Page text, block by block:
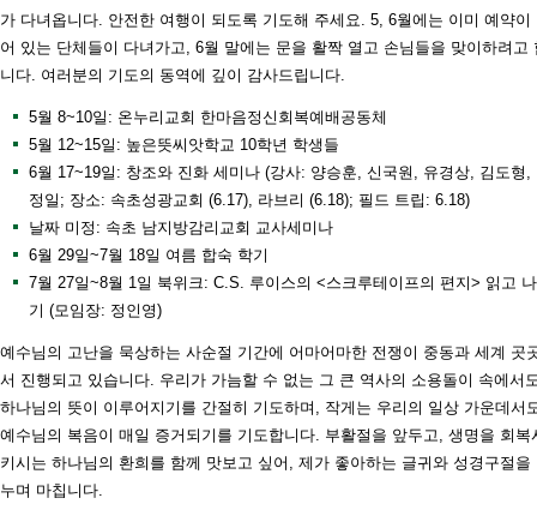
가 다녀옵니다. 안전한 여행이 되도록 기도해 주세요. 5, 6월에는 이미 예약이
어 있는 단체들이 다녀가고, 6월 말에는 문을 활짝 열고 손님들을 맞이하려고
니다. 여러분의 기도의 동역에 깊이 감사드립니다.
5월 8~10일: 온누리교회 한마음정신회복예배공동체
5월 12~15일: 높은뜻씨앗학교 10학년 학생들
6월 17~19일: 창조와 진화 세미나 (강사: 양승훈, 신국원, 유경상, 김도형,
정일; 장소: 속초성광교회 (6.17), 라브리 (6.18); 필드 트립: 6.18)
날짜 미정: 속초 남지방감리교회 교사세미나
6월 29일~7월 18일 여름 합숙 학기
7월 27일~8월 1일 북위크: C.S. 루이스의 <스크루테이프의 편지> 읽고
기 (모임장: 정인영)
예수님의 고난을 묵상하는 사순절 기간에 어마어마한 전쟁이 중동과 세계 곳
서 진행되고 있습니다. 우리가 가늠할 수 없는 그 큰 역사의 소용돌이 속에서
하나님의 뜻이 이루어지기를 간절히 기도하며, 작게는 우리의 일상 가운데서
예수님의 복음이 매일 증거되기를 기도합니다. 부활절을 앞두고, 생명을 회복
키시는 하나님의 환희를 함께 맛보고 싶어, 제가 좋아하는 글귀와 성경구절을
누며 마칩니다.